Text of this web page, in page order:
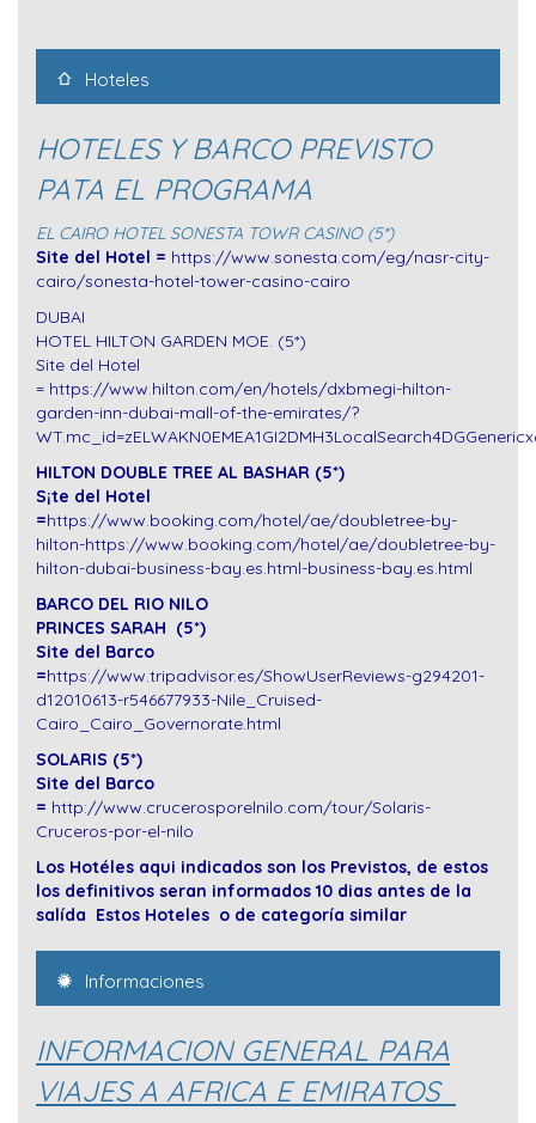
Hoteles
HOTELES Y BARCO PREVISTO
PATA EL PROGRAMA
EL CAIRO HOTEL SONESTA TOWR CASINO (5*)
Site del Hotel = https://www.sonesta.com/eg/nasr-city-
cairo/sonesta-hotel-tower-casino-cairo
DUBAI
HOTEL HILTON GARDEN MOE. (5*)
Site del Hotel
= https://www.hilton.com/en/hotels/dxbmegi-hilton-
garden-inn-dubai-mall-of-the-emirates/?
HILTON DOUBLE TREE AL BASHAR (5*)
S¡te del Hotel
=https://www.booking.com/hotel/ae/doubletree-by-
hilton-https://www.booking.com/hotel/ae/doubletree-by-
hilton-dubai-business-bay.es.html-business-bay.es.html
BARCO DEL RIO NILO
PRINCES SARAH (5*)
Site del Barco
=https://www.tripadvisor.es/ShowUserReviews-g294201-
d12010613-r546677933-Nile_Cruised-
Cairo_Cairo_Governorate.html
SOLARIS (5*)
Site del Barco
= http://www.crucerosporelnilo.com/tour/Solaris-
Cruceros-por-el-nilo
Los Hotéles aqui indicados son los Previstos, de estos
los definitivos seran informados 10 dias antes de la
salída Estos Hoteles o de categoría similar
Informaciones
INFORMACION GENERAL PARA
VIAJES A AFRICA E EMIRATOS